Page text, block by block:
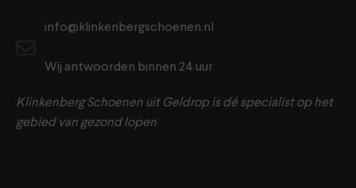
info@klinkenbergschoenen.nl
Wij antwoorden binnen 24 uur
Klinkenberg Schoenen uit Geldrop is dé specialist op het
gebied van gezond lopen